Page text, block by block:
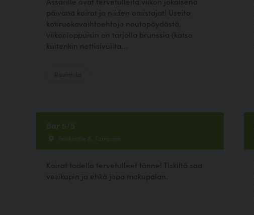
päivänä koirat ja niiden omistajat! Useita
kotiruokavaihtoehtoja noutopöydästä,
viikonloppuisin on tarjolla brunssia (katso
kuitenkin nettisivuilta...
Bar 5/5
Teiskontie 8, Tampere
Koirat todella tervetulleet tänne! Tiskiltä saa
vesikupin ja ehkä jopa makupalan.